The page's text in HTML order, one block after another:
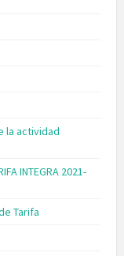
la actividad
INTEGRA 2021-
Tarifa